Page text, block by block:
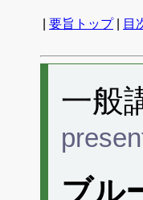
要旨トップ| 目
一般
ブル